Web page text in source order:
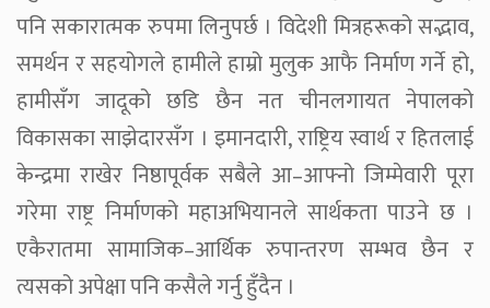
पनि सकारात्मक रुपमा लिनुपर्छ । विदेशी मित्रहरूको सद्भाव,
समर्थन र सहयोगले हामीले हाम्रो मुलुक आफै निर्माण गर्ने हो,
हामीसँग जादूको छडि छैन नत चीनलगायत नेपालको
विकासका साझेदारसँग । इमानदारी, राष्ट्रिय स्वार्थ र हितलाई
केन्द्रमा राखेर निष्ठापूर्वक सबैले आ–आफ्नो जिम्मेवारी पूरा
गरेमा राष्ट्र निर्माणको महाअभियानले सार्थकता पाउने छ ।
एकैरातमा सामाजिक–आर्थिक रुपान्तरण सम्भव छैन र
त्यसको अपेक्षा पनि कसैले गर्नु हुँदैन ।